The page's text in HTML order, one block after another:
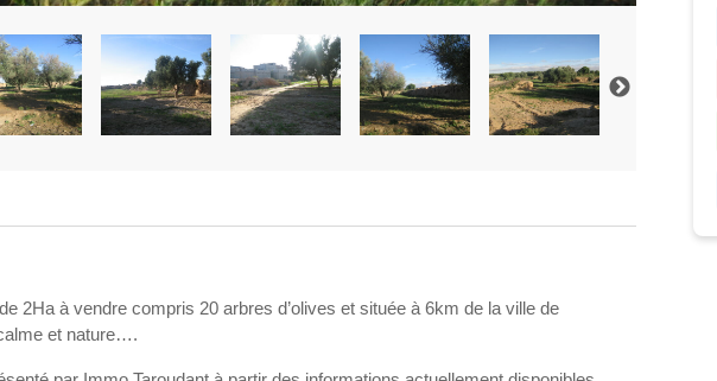
2Ha à vendre compris 20 arbres d’olives et située à 6km de la ville de
et nature….